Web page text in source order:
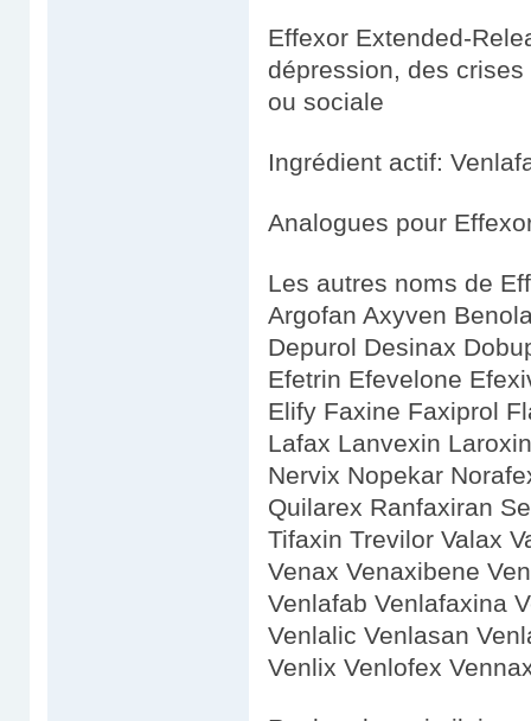
Effexor Extended-
dépression, des
ou sociale
Ingrédient actif:
Analogues pour
Les autres noms de
Argofan Axyven
Depurol Desinax
Efetrin Efevelone
Elify Faxine Faxiprol
Lafax Lanvexin
Nervix Nopekar
Quilarex Ranfaxiran
Tifaxin Trevilor Valax
Venax Venaxibene
Venlafab Venlafaxina
Venlalic Venlasan
Venlix Venlofex